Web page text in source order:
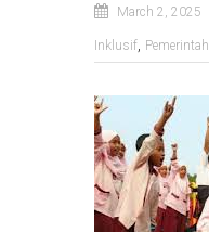
March 2, 2025
Inklusif, Pemerintah